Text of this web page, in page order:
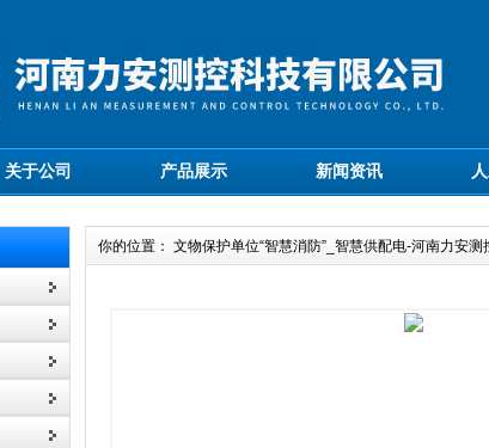
关于公司 产品展示 新闻资讯
你的位置： 文物保护单位“智慧消防”_智慧供配电-河南力安测